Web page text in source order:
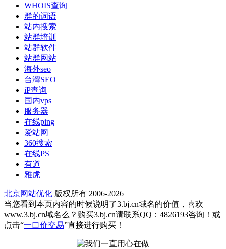
WHOIS查询
群的词语
站内搜索
站群培训
站群软件
站群网站
海外seo
台灣SEO
iP查询
国内vps
服务器
在线ping
爱站网
360搜索
在线PS
有道
雅虎
北京网站优化 版权所有 2006-2026
当您看到本页内容的时候说明了3.bj.cn域名的价值，喜欢
www.3.bj.cn域名么？购买3.bj.cn请联系QQ：4826193咨询！或
点击“一口价交易”直接进行购买！